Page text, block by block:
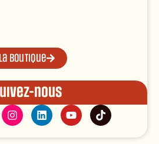
La boutique
nous